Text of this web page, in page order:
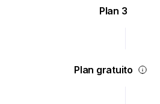
Plan 3
Plan gratuito